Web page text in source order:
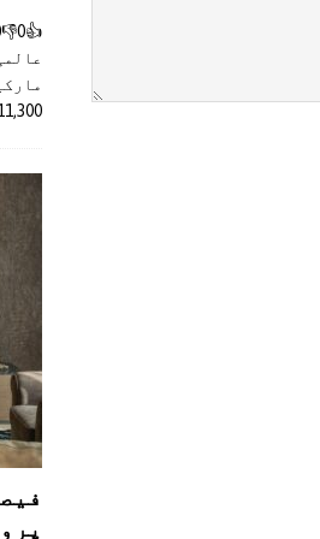
11,300 روپے کے اضافے کے بعد 4